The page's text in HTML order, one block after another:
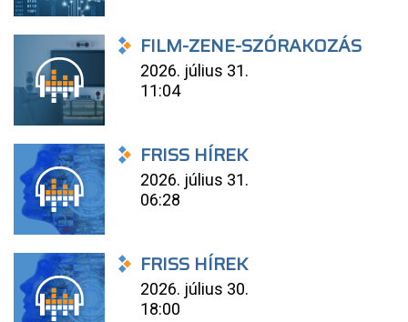
FILM-ZENE-SZÓRAKOZÁS
2026. július 31.
11:04
FRISS HÍREK
2026. július 31.
06:28
FRISS HÍREK
2026. július 30.
18:00